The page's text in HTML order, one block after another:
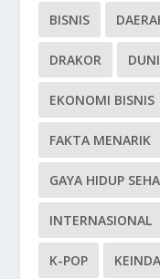
BISNIS
DRAKOR
EKONOMI BISNIS
FAKTA MENARIK
GAYA HIDUP
INTERNASIONAL
K-POP